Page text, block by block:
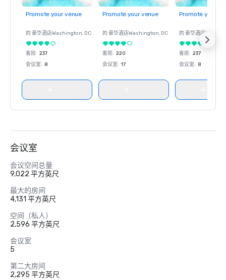
Promote your venue
的 豪华酒店Washington, DC
客房: 237
会议室: 8
Promote your venue
的 豪华酒店Washington, DC
客房: 220
会议室: 17
Promote your
的 豪华酒店
客房: 237
会议室: 8
会议室
会议空间总量
9,022 平方英尺
最大的房间
4,131 平方英尺
空间（私人）
2,596 平方英尺
会议室
5
第二大房间
2,295 平方英尺